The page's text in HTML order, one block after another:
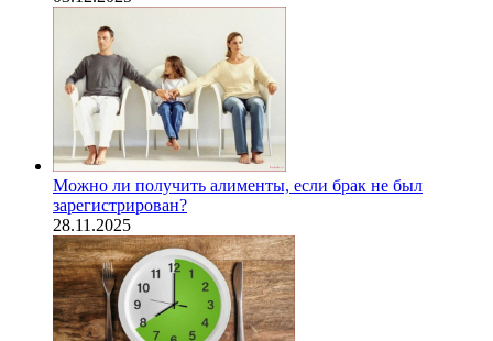
Можно ли получить алименты, если брак не был
зарегистрирован?
28.11.2025